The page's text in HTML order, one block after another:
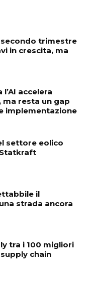
secondo trimestre
in crescita, ma
accelera
ma resta un gap
implementazione
settore eolico
il
strada ancora
tra i 100 migliori
chain